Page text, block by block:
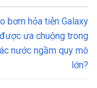
bơm hỏa tiễn Galaxy
ưa chuộng trong
nước ngầm quy mô
lớn?